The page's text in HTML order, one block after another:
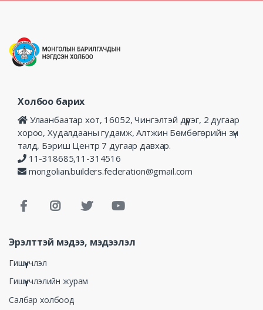
Холбоо барих
Улаанбаатар хот, 16052, Чингэлтэй дүүрэг, 2 дугаар
хороо, Худалдааны гудамж, Алтжин Бөмбөгөрийн зүүн
талд, Бэриш Центр 7 дугаар давхар.
11-318685,11-314516
mongolian.builders.federation@gmail.com
Эрэлттэй мэдээ, мэдээлэл
Гишүүнчлэл
Гишүүнчлэлийн журам
Салбар холбоод